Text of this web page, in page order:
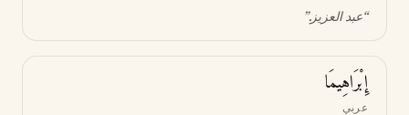
“عبد العزيز.”
إِبْرَاهِيمَا
عربي